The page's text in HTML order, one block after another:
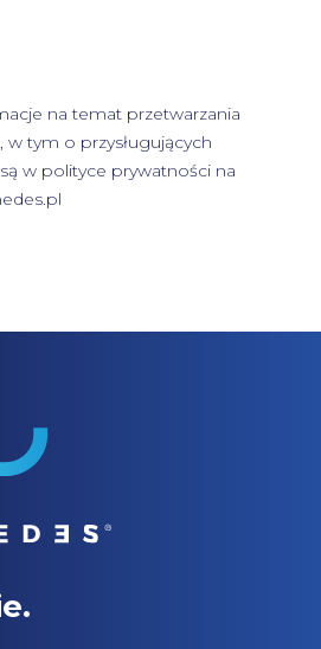
na temat przetwarzania
tym o przysługujących
w polityce prywatności na